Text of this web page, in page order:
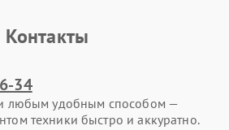
Контакты
34
любым удобным способом —
техники быстро и аккуратно.